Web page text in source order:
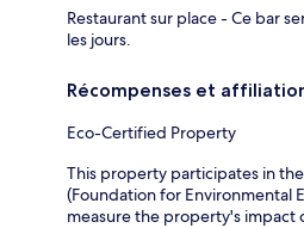
Restaurant sur place - Ce bar
les jours.
Récompenses et
Eco-Certified Property
This property participates in
(Foundation for Environmental
measure the property's impact